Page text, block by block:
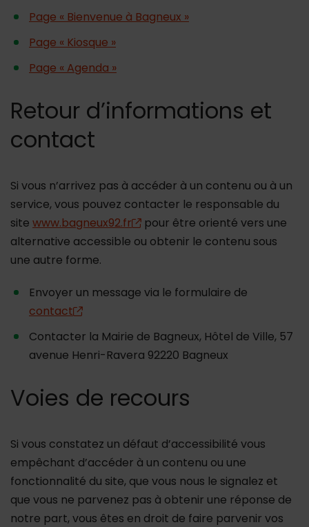
Page « Bienvenue à Bagneux »
Page « Kiosque »
Page « Agenda »
Retour d’informations et
contact
Si vous n’arrivez pas à accéder à un contenu ou à un
service, vous pouvez contacter le responsable du
site www.bagneux92.fr
pour être orienté vers une
alternative accessible ou obtenir le contenu sous
une autre forme.
Envoyer un message via le formulaire de
contact
Contacter la Mairie de Bagneux, Hôtel de Ville, 57
avenue Henri-Ravera 92220 Bagneux
Voies de recours
Si vous constatez un défaut d’accessibilité vous
empêchant d’accéder à un contenu ou une
fonctionnalité du site, que vous nous le signalez et
que vous ne parvenez pas à obtenir une réponse de
notre part, vous êtes en droit de faire parvenir vos